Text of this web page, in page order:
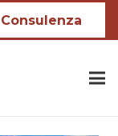
Consulenza